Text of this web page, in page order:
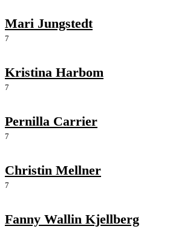
Mari Jungstedt
7
Kristina Harbom
7
Pernilla Carrier
7
Christin Mellner
7
Fanny Wallin Kjellberg